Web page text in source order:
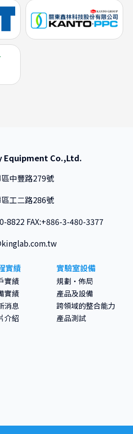
Equipment Co.,Ltd.
中豐路279號
工二路286號
8822 FAX:+886-3-480-3377
實績
實績
實績
消息
介紹
實驗室設備
規劃·佈局
產品及設備
跨領域的整合能力
產品測試